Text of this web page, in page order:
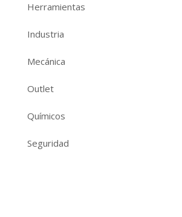
Herramientas
Industria
Mecánica
Outlet
Químicos
Seguridad